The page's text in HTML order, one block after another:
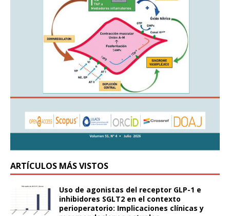
ARTÍCULOS MÁS VISTOS
Uso de agonistas del receptor GLP-1 e
inhibidores SGLT2 en el contexto
perioperatorio: Implicaciones clínicas y